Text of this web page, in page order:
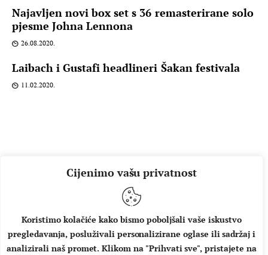
Cijenimo vašu privatnost
Koristimo kolačiće kako bismo poboljšali vaše iskustvo
pregledavanja, posluživali personalizirane oglase ili sadržaj i
analizirali naš promet. Klikom na "Prihvati sve", pristajete na
Najavljen novi box set s 36 remasterirane solo
pjesme Johna Lennona
26.08.2020.
Laibach i Gustafi headlineri Šakan festivala
11.02.2020.
O NAMA IMPRESSUM UVJETI KORIŠTENJA